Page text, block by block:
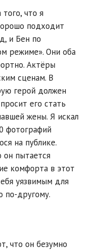
что я
подходит
и Бен по
режиме». Они оба
Актёры
сценам. В
герой должен
его стать
жены. Я искал
фотографий
на публике.
пытается
комфорта в этот
уязвимым для
по-другому.
что он безумно